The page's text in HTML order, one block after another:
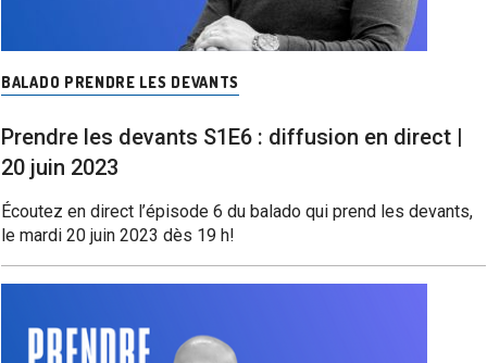
BALADO PRENDRE LES DEVANTS
Prendre les devants S1E6 : diffusion en direct |
20 juin 2023
Écoutez en direct l’épisode 6 du balado qui prend les devants,
le mardi 20 juin 2023 dès 19 h!